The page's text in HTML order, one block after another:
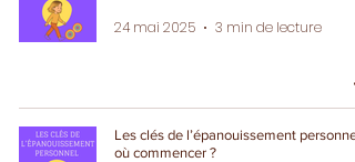
24 mai 2025 3 min de lecture
Les clés de l’épanouissement personnel
où commencer ?